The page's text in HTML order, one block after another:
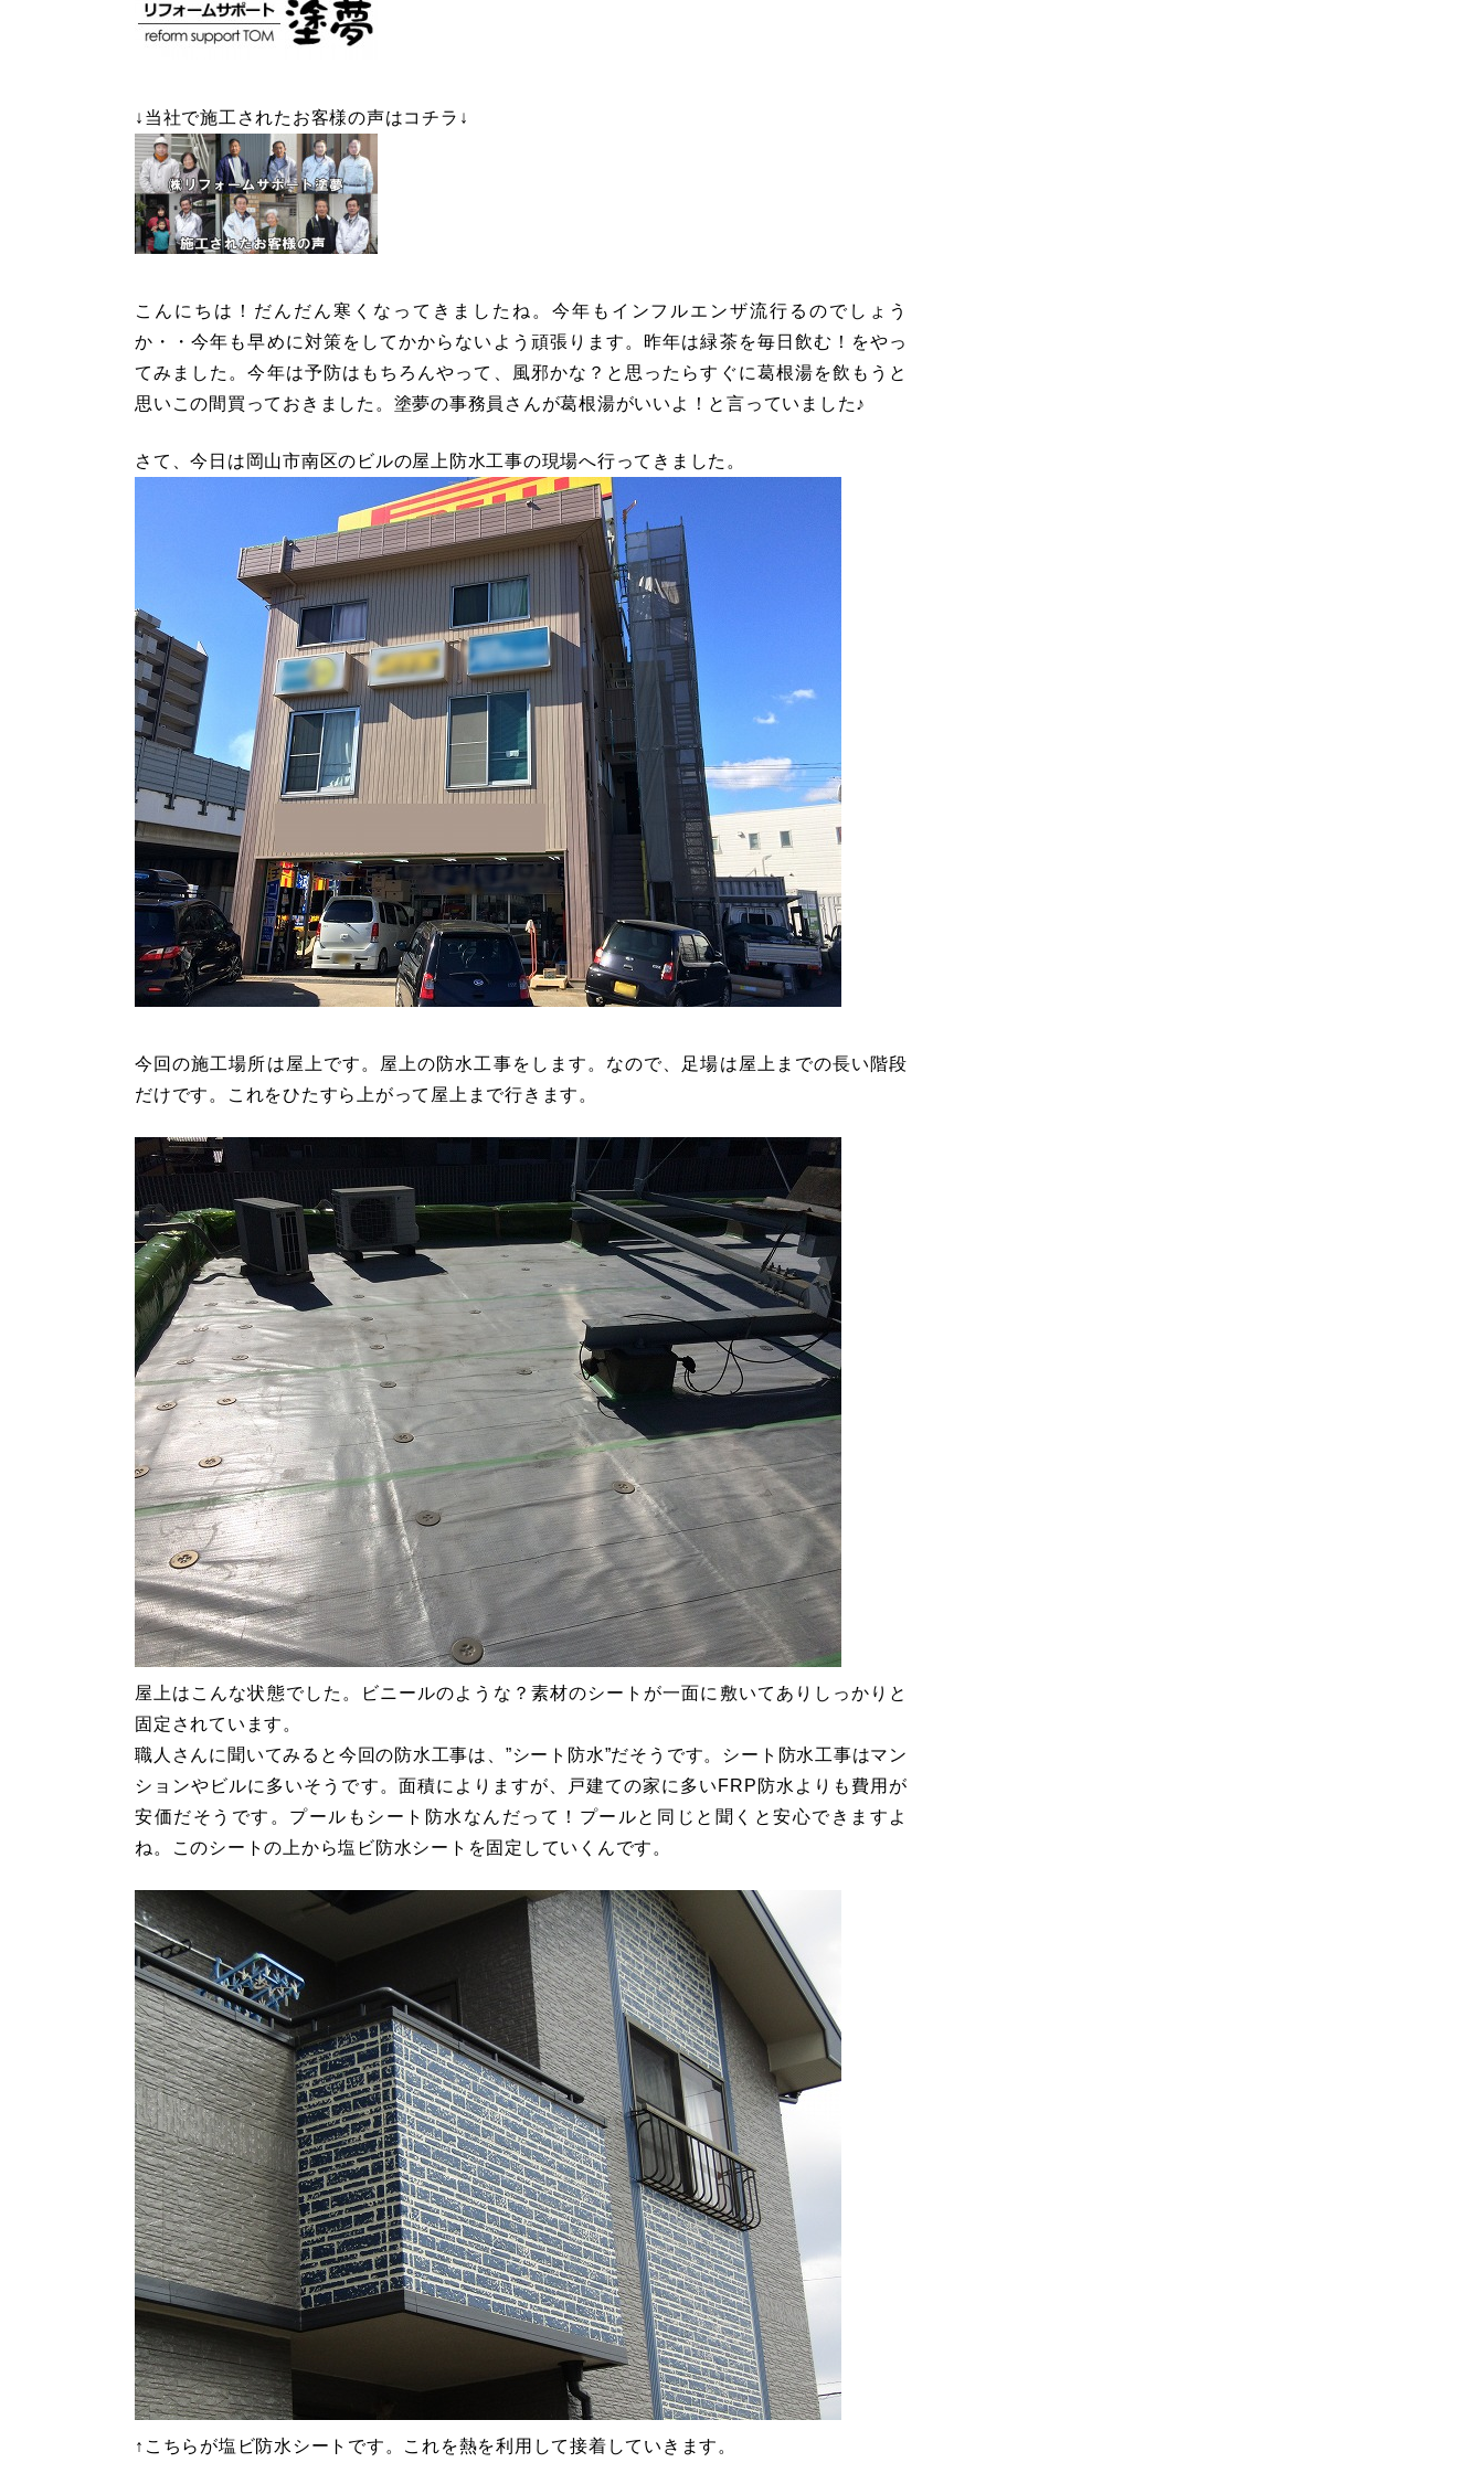
↓当社で施工されたお客様の声はコチラ↓
こんにちは！だんだん寒くなってきましたね。今年もインフルエンザ流行るのでしょう
か・・今年も早めに対策をしてかからないよう頑張ります。昨年は緑茶を毎日飲む！をやっ
てみました。今年は予防はもちろんやって、風邪かな？と思ったらすぐに葛根湯を飲もうと
思いこの間買っておきました。塗夢の事務員さんが葛根湯がいいよ！と言っていました♪
さて、今日は岡山市南区のビルの屋上防水工事の現場へ行ってきました。
今回の施工場所は屋上です。屋上の防水工事をします。なので、足場は屋上までの長い階段
だけです。これをひたすら上がって屋上まで行きます。
屋上はこんな状態でした。ビニールのような？素材のシートが一面に敷いてありしっかりと
固定されています。
職人さんに聞いてみると今回の防水工事は、”シート防水”だそうです。シート防水工事はマン
ションやビルに多いそうです。面積によりますが、戸建ての家に多いFRP防水よりも費用が
安価だそうです。プールもシート防水なんだって！プールと同じと聞くと安心できますよ
ね。このシートの上から塩ビ防水シートを固定していくんです。
↑こちらが塩ビ防水シートです。これを熱を利用して接着していきます。